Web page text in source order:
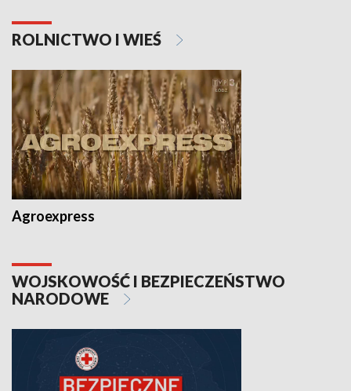
ROLNICTWO I WIEŚ
Agroexpress
WOJSKOWOŚĆ I BEZPIECZEŃSTWO
NARODOWE